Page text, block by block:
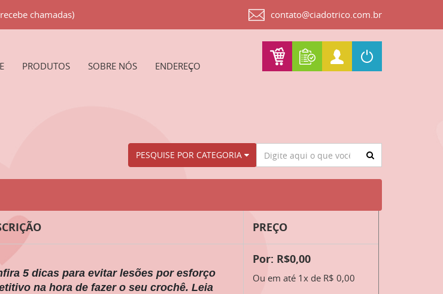
chamadas) contato@ciadotrico.com.br
PRODUTOS SOBRE NÓS ENDEREÇO
PESQUISE POR CATEGORIA
5 dicas para evitar lesões por esforço
na hora de fazer o seu crochê. Leia
PREÇO
Por: R$0,00
Ou em até 1x de R$ 0,00